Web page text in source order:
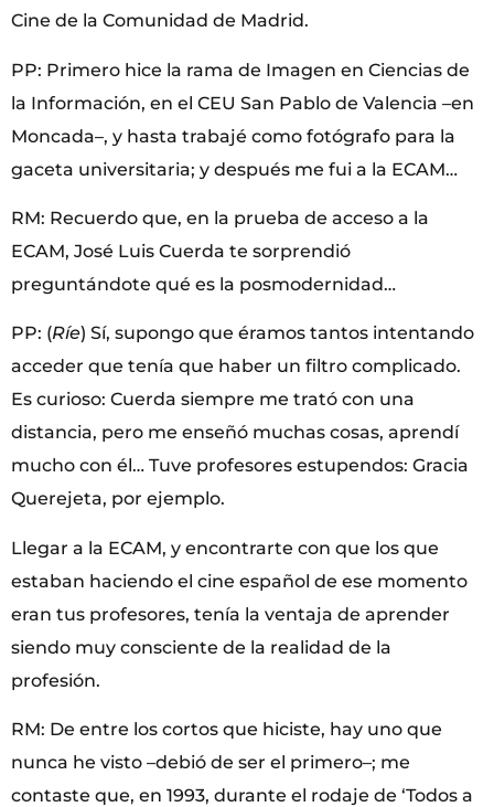
Cine de la Comunidad de Madrid.
PP: Primero hice la rama de Imagen en Ciencias de
la Información, en el CEU San Pablo de Valencia –en
Moncada–, y hasta trabajé como fotógrafo para la
gaceta universitaria; y después me fui a la ECAM…
RM: Recuerdo que, en la prueba de acceso a la
ECAM, José Luis Cuerda te sorprendió
preguntándote qué es la posmodernidad…
PP: (Ríe) Sí, supongo que éramos tantos intentando
acceder que tenía que haber un filtro complicado.
Es curioso: Cuerda siempre me trató con una
distancia, pero me enseñó muchas cosas, aprendí
mucho con él… Tuve profesores estupendos: Gracia
Querejeta, por ejemplo.
Llegar a la ECAM, y encontrarte con que los que
estaban haciendo el cine español de ese momento
eran tus profesores, tenía la ventaja de aprender
siendo muy consciente de la realidad de la
profesión.
RM: De entre los cortos que hiciste, hay uno que
nunca he visto –debió de ser el primero–; me
contaste que, en 1993, durante el rodaje de ‘Todos a